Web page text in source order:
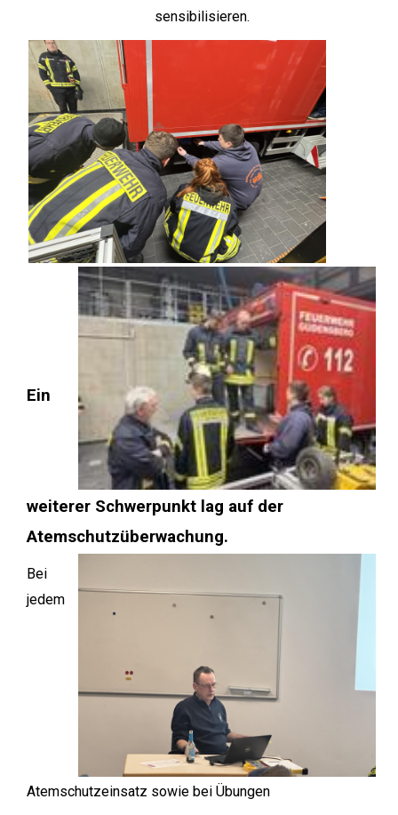
sensibilisieren.
Ein
weiterer Schwerpunkt lag auf der
Atemschutzüberwachung.
Bei
jedem
Atemschutzeinsatz sowie bei Übungen